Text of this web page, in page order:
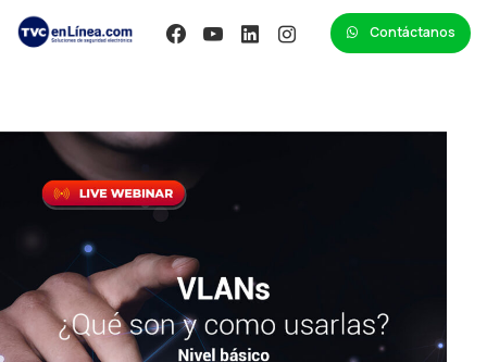
Contáctanos